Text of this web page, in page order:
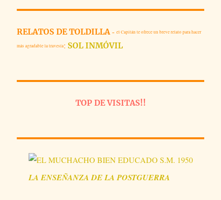
VACIA
RELATOS DE TOLDILLA -el Capitán te ofrece un breve relato para hacer
más agradable la travesía: SOL INMÓVIL
TOP DE VISITAS!!
LAENSEÑANZADE LA POSTGUERRA